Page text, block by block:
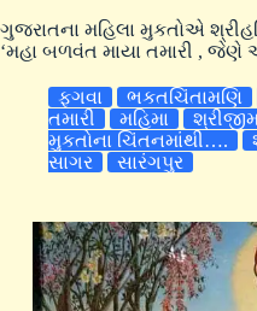
ગુજરાતના મહિલા મુકતોએ
‘મહા બળવંત માયા તમારી , જેણે
ફગવા ભકતચિંતામણિ
તમારી
મહિમા
મુકતોના ચિંતનમાંથી….
સાગર
સારંગપુર